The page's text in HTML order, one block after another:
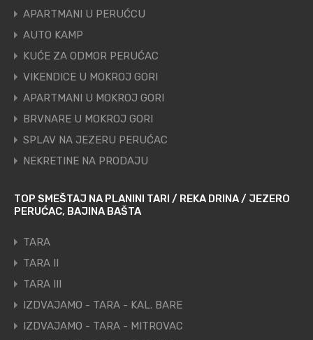
APARTMANI U PERUĆCU
AUTO KAMP
KUĆE ZA ODMOR PERUĆAC
VIKENDICE U MOKROJ GORI
APARTMANI U MOKROJ GORI
BRVNARE U MOKROJ GORI
SPLAV NA JEZERU PERUĆAC
NEKRETINE NA PRODAJU
TOP SMEŠTAJ NA PLANINI TARI / REKA DRINA / JEZERO
PERUĆAC, BAJINA BAŠTA
TARA
TARA II
TARA III
IZDVAJAMO - TARA - KAL. BARE
IZDVAJAMO - TARA - MITROVAC